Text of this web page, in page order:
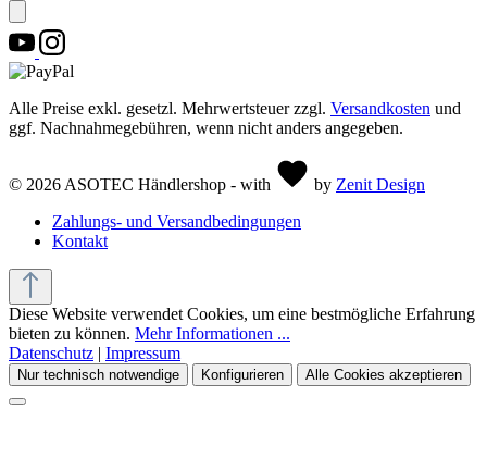
Alle Preise exkl. gesetzl. Mehrwertsteuer zzgl. Versandkosten und
ggf. Nachnahmegebühren, wenn nicht anders angegeben.
© 2026 ASOTEC Händlershop - with by Zenit Design
Zahlungs- und Versandbedingungen
Kontakt
Diese Website verwendet Cookies, um eine bestmögliche Erfahrung
bieten zu können. Mehr Informationen ...
Datenschutz | Impressum
Nur technisch notwendige Konfigurieren Alle Cookies akzeptieren